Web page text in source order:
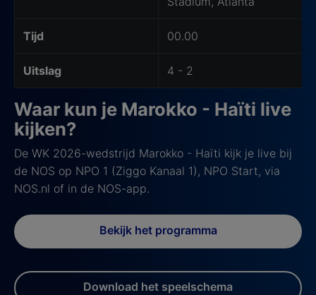
Tijd 00.00
Uitslag 4 - 2
Waar kun je Marokko - Haïti live
kijken?
De WK 2026-wedstrijd Marokko - Haïti kijk je live bij
de NOS op NPO 1 (Ziggo Kanaal 1), NPO Start, via
NOS.nl of in de NOS-app.
Bekijk het programma
Download het speelschema